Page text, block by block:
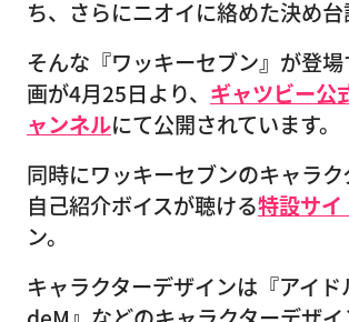
ち、さらにニオイに絡めた決め台
そんな『ワッキーセブン』が登
画が4月25日より、 ギャツビー公
ャンネルにて公開されています。
同時にワッキーセブンのキャラ
自己紹介ボイスが聴ける特設サイ
ン。
キャラクターデザインは『アイ